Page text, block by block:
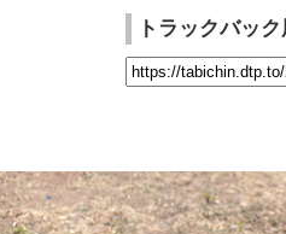
トラックバッ